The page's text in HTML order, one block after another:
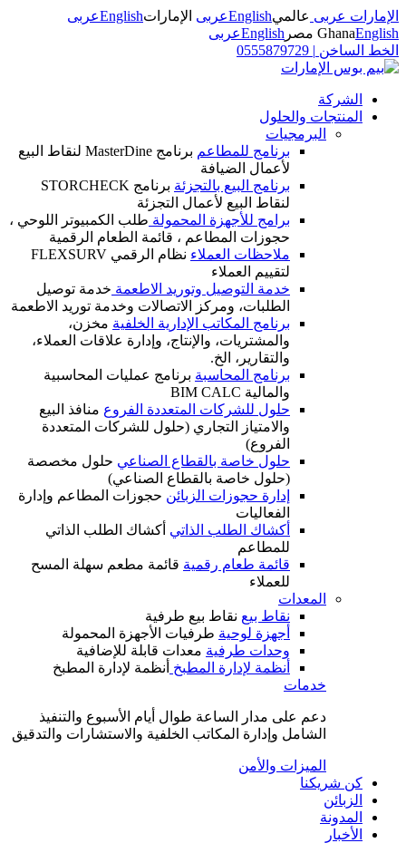
الإمارات عربى عالميEnglishعربى الإماراتEnglishعربى
GhanaEnglish مصر Englishعربى
الخط الساخن |
0555879729
الشركة
المنتجات والحلول
البرمجيات
برنامج للمطاعم
برنامج MasterDine لنقاط البيع
لأعمال الضيافة
برنامج البيع بالتجزئة
برنامج STORCHECK
لنقاط البيع لأعمال التجزئة
برامج للأجهزة المحمولة طلب الكمبيوتر اللوحي ،
حجوزات المطاعم ، قائمة الطعام الرقمية
ملاحظات العملاء
نظام الرقمي FLEXSURV
لتقييم العملاء
خدمة التوصيل وتوريد الاطعمة خدمة توصيل
الطلبات، ومركز الاتصالات وخدمة توريد الاطعمة
برنامج المكاتب الإدارية الخلفية مخزن،
والمشتريات، والإنتاج، وإدارة علاقات العملاء،
والتقارير، الخ.
برنامج المحاسبة برنامج عمليات المحاسبية
والمالية BIM CALC
حلول للشركات المتعددة الفروع منافذ البيع
والامتياز التجاري (حلول للشركات المتعددة
الفروع)
حلول خاصة بالقطاع الصناعي حلول مخصصة
(حلول خاصة بالقطاع الصناعي)
إدارة حجوزات الزبائن حجوزات المطاعم وإدارة
الفعاليات
أكشاك الطلب الذاتي أكشاك الطلب الذاتي
للمطاعم
قائمة طعام رقمية قائمة مطعم سهلة المسح
للعملاء
المعدات
نقاط بيع نقاط بيع طرفية
أجهزة لوحية طرفيات الأجهزة المحمولة
وحدات طرفية معدات قابلة للإضافية
أنظمة لإدارة المطبخ أنظمة لإدارة المطبخ
خدمات
دعم على مدار الساعة طوال أيام الأسبوع والتنفيذ
الشامل وإدارة المكاتب الخلفية والاستشارات والتدقيق
الميزات والأمن
كن شريكنا
الزبائن
المدونة
الأخبار